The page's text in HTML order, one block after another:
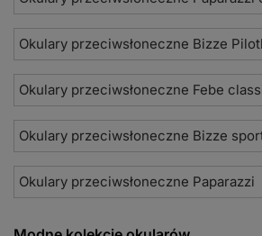
Okulary przeciwsłoneczne Bizze
Okulary przeciwsłoneczne Febe
Okulary przeciwsłoneczne Bizze
Okulary przeciwsłoneczne Paparazzi